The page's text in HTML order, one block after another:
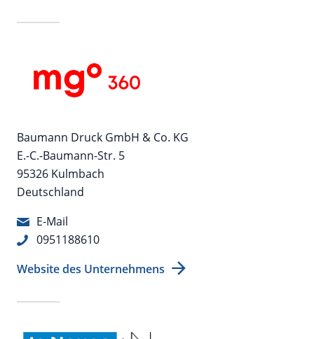
Baumann Druck GmbH & Co. KG
E.-C.-Baumann-Str. 5
95326 Kulmbach
Deutschland
E-Mail
0951188610
Website des Unternehmens